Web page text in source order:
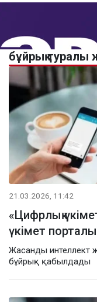
бұйрық туралы
21.03.2026, 11:42
«Цифрлық
үкімет
Жасанды интеллект
бұйрық қабылдады